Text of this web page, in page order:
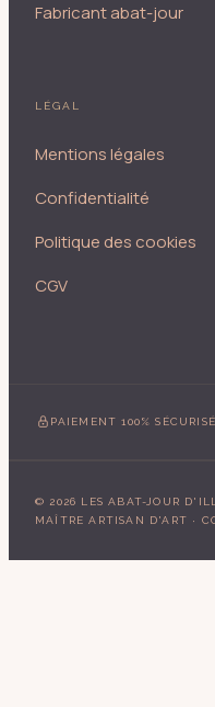
Fabricant abat-jour
LÉGAL
Mentions légales
Confidentialité
Politique des cookies
CGV
PAIEMENT 100% SÉCURISÉ
© 2026 LES ABAT-JOUR
MAÎTRE ARTISAN D'ART ·